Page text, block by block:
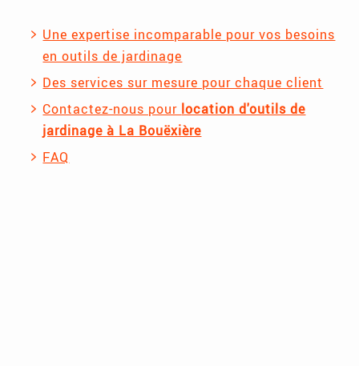
Une expertise incomparable pour vos besoins
en outils de jardinage
Des services sur mesure pour chaque client
Contactez-nous pour location d'outils de
jardinage à La Bouëxière
FAQ